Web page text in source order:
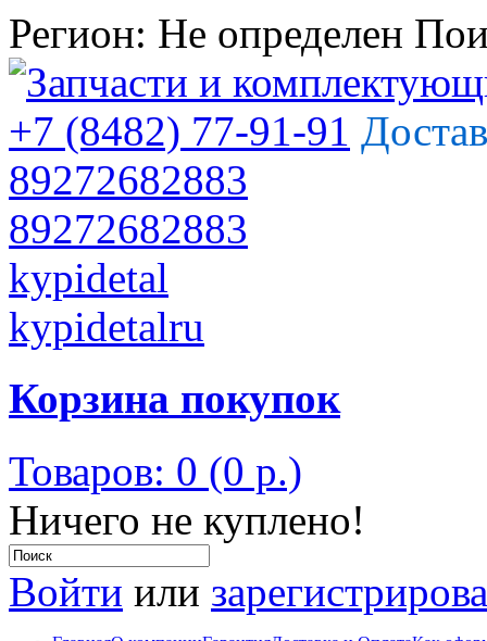
Регион: Не определен
+7 (8482) 77-91-91
89272682883
89272682883
kypidetal
kypidetalru
Корзина покупок
Товаров: 0 (0 р.)
Ничего не куплено!
Войти или